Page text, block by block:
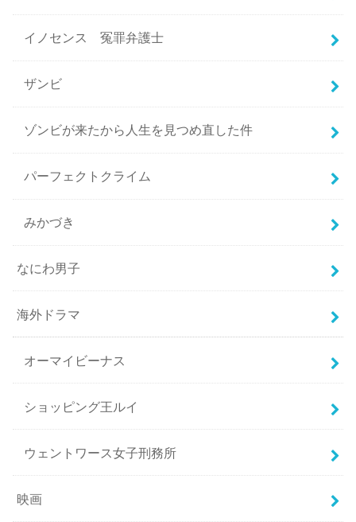
イノセンス 冤罪弁護士
ザンビ
ゾンビが来たから人生を見つめ直した件
パーフェクトクライム
みかづき
なにわ男子
海外ドラマ
オーマイビーナス
ショッピング王ルイ
ウェントワース女子刑務所
映画